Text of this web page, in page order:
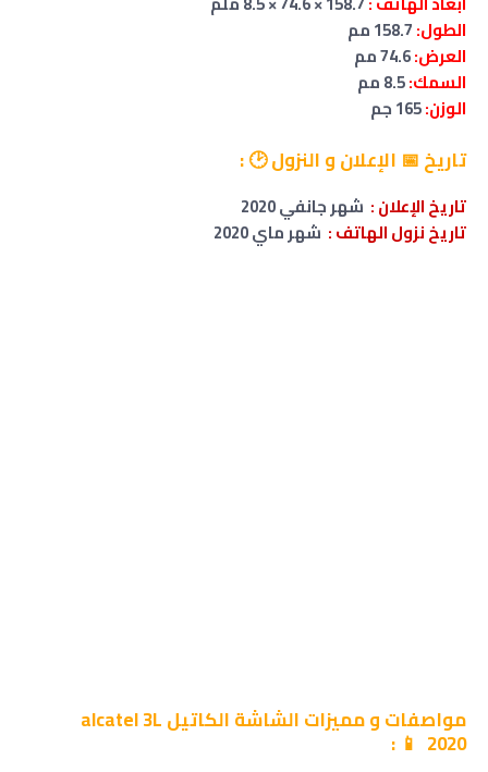
الطول:
العرض:
السمك:
الوزن:
تاريخ📅 الإعلان و النزول 🕑:
تاريخ الإعلان : شهر جانفي 2020
تاريخ نزول الهاتف : شهر ماي 2020
مواصفاتو مميزات الشاشة الكاتيل alcatel 3L
2020
📱
: